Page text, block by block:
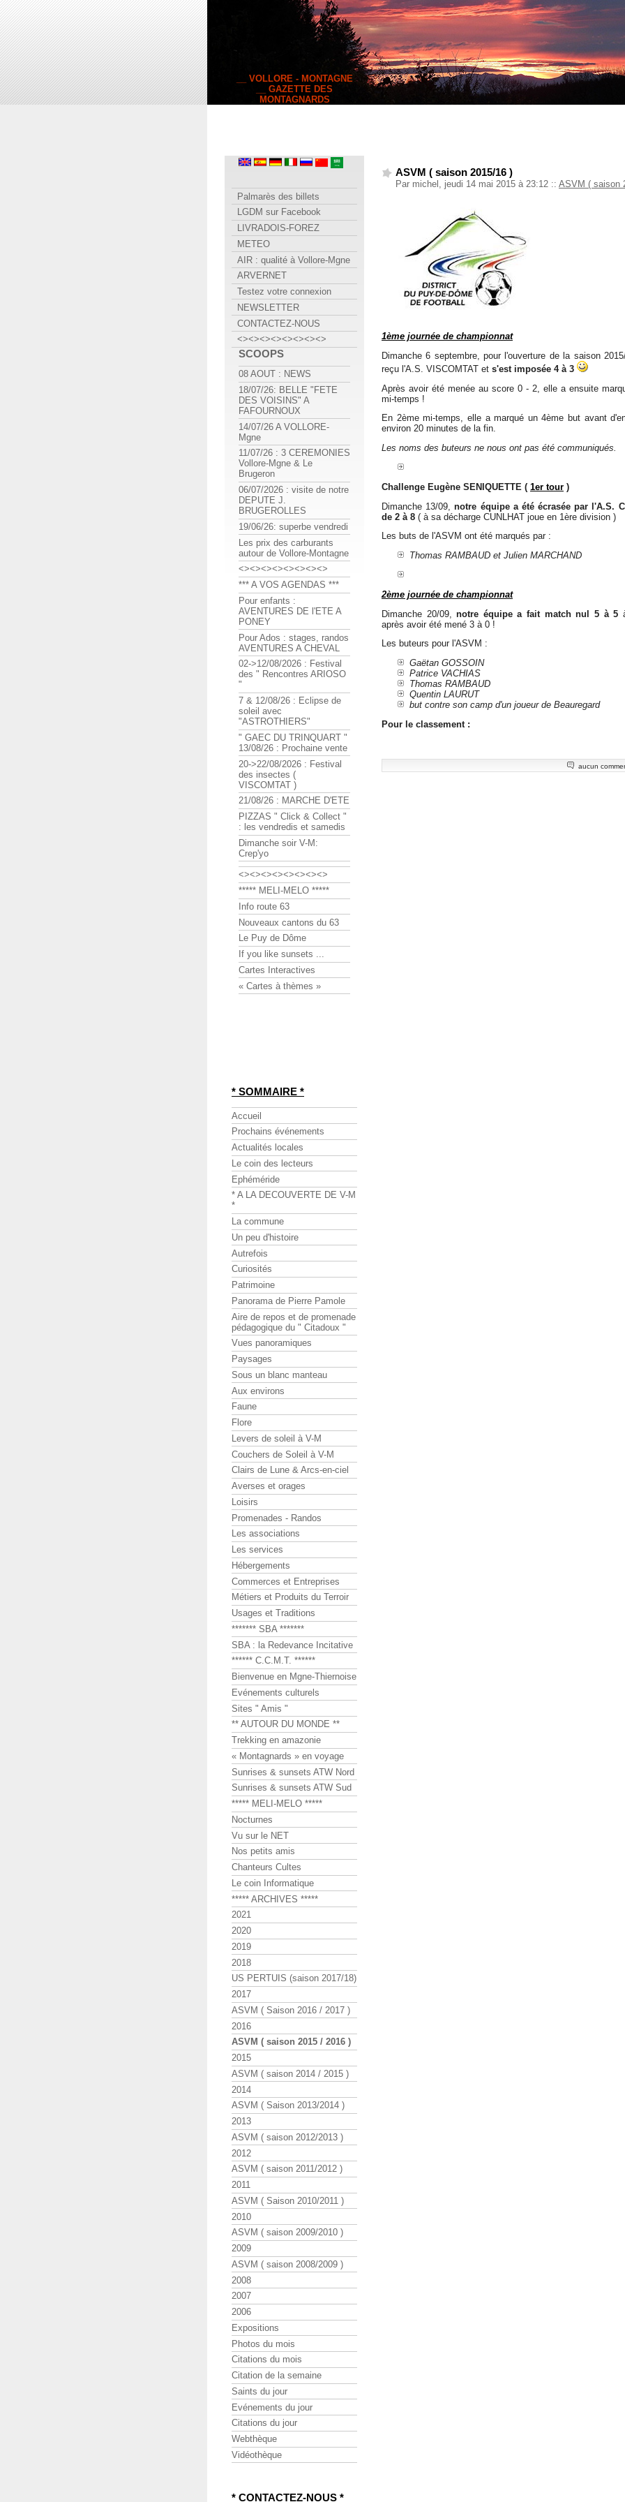
__ VOLLORE - MONTAGNE
__ GAZETTE DES
MONTAGNARDS
ASVM ( saison 2015/16 )
Par michel, jeudi 14 mai 2015 à 23:12 :: ASVM ( saison
1ème journée de championnat
Dimanche 6 septembre, pour l'ouverture de la saison
reçu l'A.S. VISCOMTAT et s'est imposée 4 à 3
Après avoir été menée au score 0 - 2, elle a ensuite
mi-temps !
En 2ème mi-temps, elle a marqué un 4ème but avant
environ 20 minutes de la fin.
Les noms des buteurs ne nous ont pas été communiqués.
Challenge Eugène SENIQUETTE ( 1er tour )
Dimanche 13/09,notre équipe a été écrasée par l'A.S.
de 2 à 8 ( à sa décharge CUNLHAT joue en 1ère division )
Les buts de l'ASVM ont été marqués par :
Thomas RAMBAUD et Julien MARCHAND
2ème journée de championnat
Dimanche 20/09,notre équipe a fait match nul 5 à 5
après avoir été mené 3 à 0 !
Les buteurs pour l'ASVM :
Gaëtan GOSSOIN
Patrice VACHIAS
Thomas RAMBAUD
Quentin LAURUT
but contre son camp d'un joueur de Beauregard
Pour le classement :
aucun
Palmarès des billets
LGDM sur Facebook
LIVRADOIS-FOREZ
METEO
AIR : qualité à Vollore-Mgne
ARVERNET
Testez votre connexion
NEWSLETTER
CONTACTEZ-NOUS
<><><><><><><><>
SCOOPS
08 AOUT : NEWS
18/07/26: BELLE "FETE
DES VOISINS" A
FAFOURNOUX
14/07/26 A VOLLORE-
Mgne
11/07/26 : 3 CEREMONIES
Vollore-Mgne & Le
Brugeron
06/07/2026 : visite de notre
DEPUTE J.
BRUGEROLLES
19/06/26: superbe vendredi
Les prix des carburants
autour de Vollore-Montagne
<><><><><><><><>
*** A VOS AGENDAS ***
Pour enfants :
AVENTURES DE l'ETE A
PONEY
Pour Ados : stages, randos
AVENTURES A CHEVAL
02->12/08/2026 : Festival
des " Rencontres ARIOSO
"
7 & 12/08/26 : Eclipse de
soleil avec
"ASTROTHIERS"
" GAEC DU TRINQUART "
13/08/26 : Prochaine vente
20->22/08/2026 : Festival
des insectes (
VISCOMTAT )
21/08/26 : MARCHE D'ETE
PIZZAS " Click & Collect "
: les vendredis et samedis
Dimanche soir V-M:
Crep'yo
<><><><><><><><>
***** MELI-MELO *****
Info route 63
Nouveaux cantons du 63
Le Puy de Dôme
If you like sunsets ...
Cartes Interactives
« Cartes à thèmes »
* SOMMAIRE *
Accueil
Prochains événements
Actualités locales
Le coin des lecteurs
Ephéméride
* A LA DECOUVERTE DE V-M
*
La commune
Un peu d'histoire
Autrefois
Curiosités
Patrimoine
Panorama de Pierre Pamole
Aire de repos et de promenade
pédagogique du " Citadoux "
Vues panoramiques
Paysages
Sous un blanc manteau
Aux environs
Faune
Flore
Levers de soleil à V-M
Couchers de Soleil à V-M
Clairs de Lune & Arcs-en-ciel
Averses et orages
Loisirs
Promenades - Randos
Les associations
Les services
Hébergements
Commerces et Entreprises
Métiers et Produits du Terroir
Usages et Traditions
******* SBA *******
SBA : la Redevance Incitative
****** C.C.M.T. ******
Bienvenue en Mgne-Thiernoise
Evénements culturels
Sites " Amis "
** AUTOUR DU MONDE **
Trekking en amazonie
« Montagnards » en voyage
Sunrises & sunsets ATW Nord
Sunrises & sunsets ATW Sud
***** MELI-MELO *****
Nocturnes
Vu sur le NET
Nos petits amis
Chanteurs Cultes
Le coin Informatique
***** ARCHIVES *****
2021
2020
2019
2018
US PERTUIS (saison 2017/18)
2017
ASVM ( Saison 2016 / 2017 )
2016
ASVM ( saison 2015 / 2016 )
2015
ASVM ( saison 2014 / 2015 )
2014
ASVM ( Saison 2013/2014 )
2013
ASVM ( saison 2012/2013 )
2012
ASVM ( saison 2011/2012 )
2011
ASVM ( Saison 2010/2011 )
2010
ASVM ( saison 2009/2010 )
2009
ASVM ( saison 2008/2009 )
2008
2007
2006
Expositions
Photos du mois
Citations du mois
Citation de la semaine
Saints du jour
Evénements du jour
Citations du jour
Webthèque
Vidéothèque
* CONTACTEZ-NOUS *